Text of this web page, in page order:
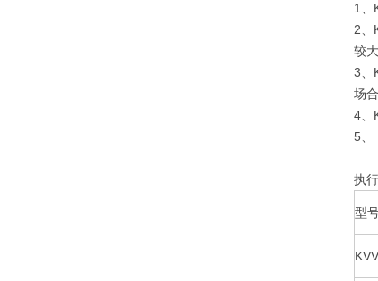
1、
2、
较
3、
4、
5、
执
型
KVV